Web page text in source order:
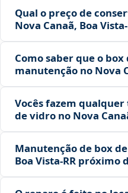
Qual o preço de
Nova Canaã, Boa
Como saber que o
manutenção no Nova
Vocês fazem
de vidro no Nova
Manutenção de box
Boa Vista‑RR próximo